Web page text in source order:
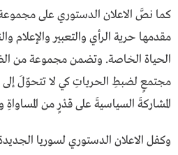
كما نصَّ الاعلان الدستوري على
مقدمها حرية الرأي والتعبير
الحياة الخاصة. وتضمن مجموعة من
مجتمعٍ لضبطِ الحرياتِ كي لا تتحوّلَ
المشاركةَ السياسيةَ على قدْرٍ من
وكفل الاعلان الدستوري لسوريا